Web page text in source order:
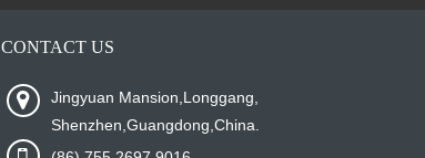
CONTACT US
Jingyuan Mansion,Longgang,
Shenzhen,Guangdong,China.